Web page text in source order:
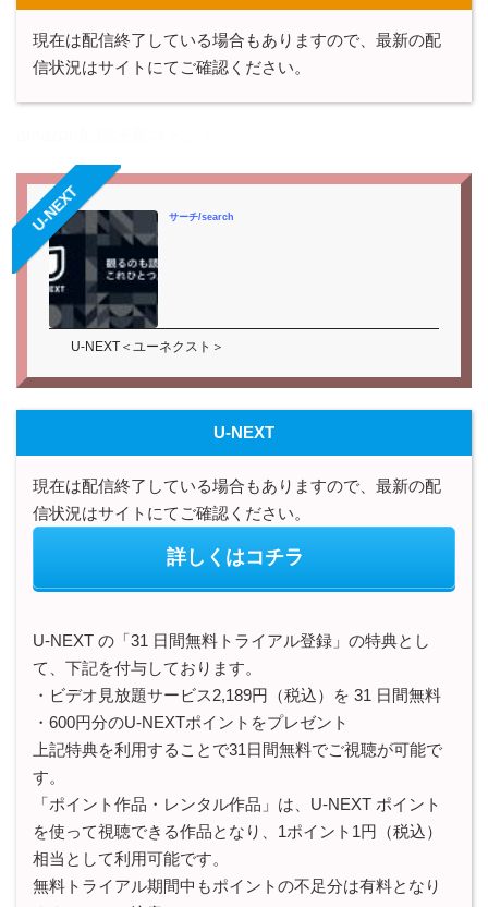
現在は配信終了している場合もありますので、最新の配
信状況はサイトにてご確認ください。
U-NEXT サーチ/search
U-NEXT＜ユーネクスト＞
U-NEXT
現在は配信終了している場合もありますので、最新の配
信状況はサイトにてご確認ください。
詳しくはコチラ
U-NEXT の「31 日間無料トライアル登録」の特典とし
て、下記を付与しております。
・ビデオ見放題サービス2,189円（税込）を 31 日間無料
・600円分のU-NEXTポイントをプレゼント
上記特典を利用することで31日間無料でご視聴が可能で
す。
「ポイント作品・レンタル作品」は、U-NEXT ポイント
を使って視聴できる作品となり、1ポイント1円（税込）
相当として利用可能です。
無料トライアル期間中もポイントの不足分は有料となり